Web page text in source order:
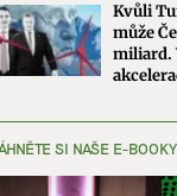
Kvůli
může
miliard.
SI NAŠE E-BOOKY